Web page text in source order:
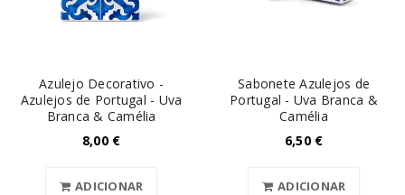
Azulejo Decorativo -
Azulejos de Portugal - Uva
Branca & Camélia
8,00 €
ADICIONAR
Sabonete Azulejos de
Portugal - Uva Branca &
Camélia
6,50 €
ADICIONAR